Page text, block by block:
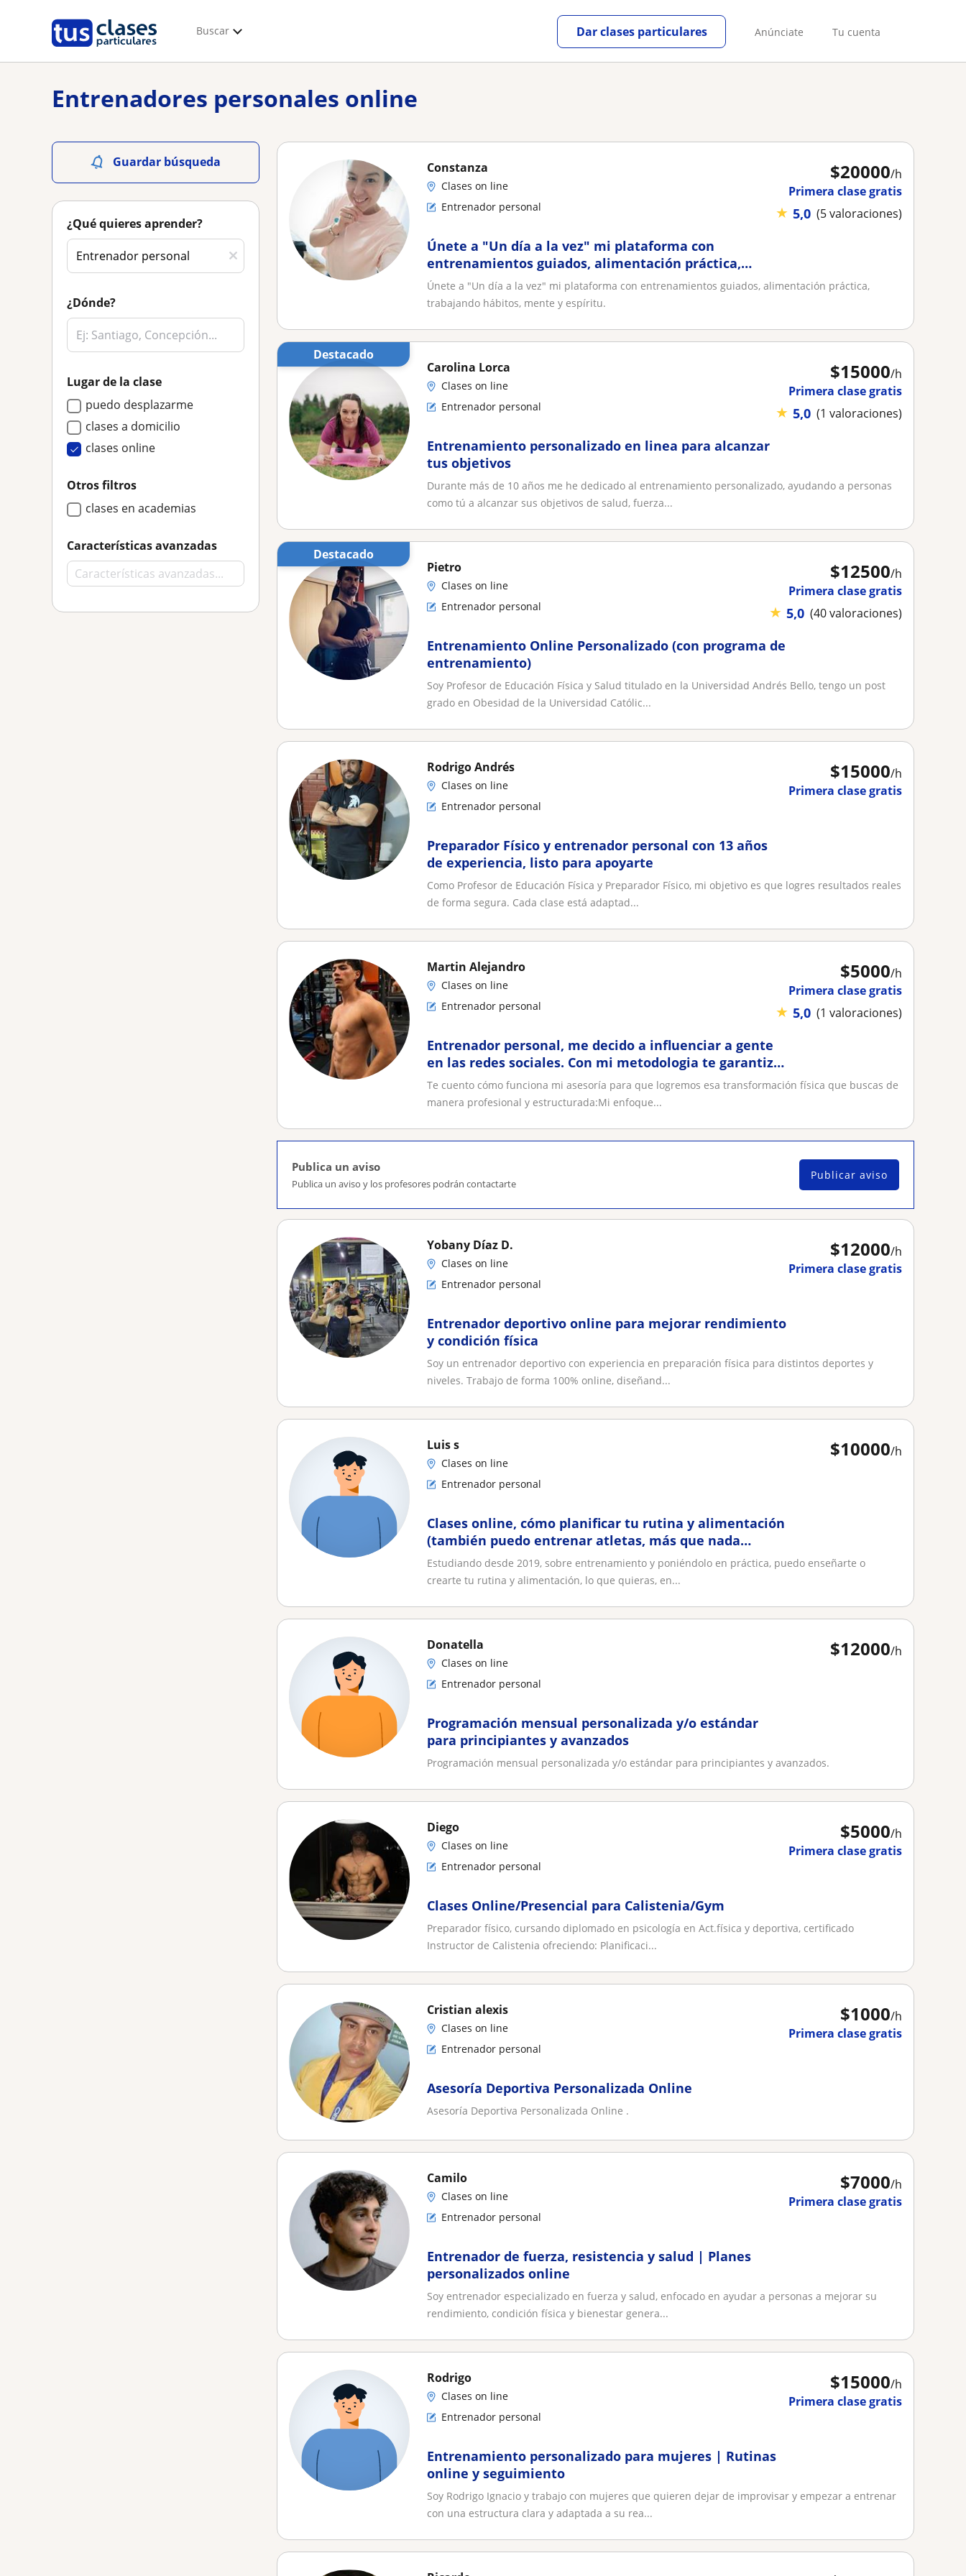
Buscar Anúnciate Tu cuenta
Dar clases particulares
Entrenadores personales online
Guardar búsqueda
¿Qué quieres aprender?
¿Dónde?
Lugar de la clase
puedo desplazarme
clases a domicilio
clases online
Otros filtros
clases en academias
Características avanzadas
$20000/h
Primera clase gratis
★ 5,0 (5 valoraciones)
Constanza
Clases on line
Entrenador personal
Únete a "Un día a la vez" mi plataforma con
entrenamientos guiados, alimentación práctica,
trabajando hábitos, mente y espíritu
Únete a "Un día a la vez" mi plataforma con entrenamientos guiados, alimentación práctica,
trabajando hábitos, mente y espíritu.
Destacado
$15000/h
Primera clase gratis
★ 5,0 (1 valoraciones)
Carolina Lorca
Clases on line
Entrenador personal
Entrenamiento personalizado en linea para alcanzar
tus objetivos
Durante más de 10 años me he dedicado al entrenamiento personalizado, ayudando a personas
como tú a alcanzar sus objetivos de salud, fuerza...
Destacado
$12500/h
Primera clase gratis
★ 5,0 (40 valoraciones)
Pietro
Clases on line
Entrenador personal
Entrenamiento Online Personalizado (con programa de
entrenamiento)
Soy Profesor de Educación Física y Salud titulado en la Universidad Andrés Bello, tengo un post
grado en Obesidad de la Universidad Católic...
$15000/h
Primera clase gratis
Rodrigo Andrés
Clases on line
Entrenador personal
Preparador Físico y entrenador personal con 13 años
de experiencia, listo para apoyarte
Como Profesor de Educación Física y Preparador Físico, mi objetivo es que logres resultados reales
de forma segura. Cada clase está adaptad...
$5000/h
Primera clase gratis
★ 5,0 (1 valoraciones)
Martin Alejandro
Clases on line
Entrenador personal
Entrenador personal, me decido a influenciar a gente
en las redes sociales. Con mi metodologia te garantizó
un cambio en 12 semana
Te cuento cómo funciona mi asesoría para que logremos esa transformación física que buscas de
manera profesional y estructurada:​Mi enfoque...
Publica un aviso
Publica un aviso y los profesores podrán contactarte
Publicar aviso
$12000/h
Primera clase gratis
Yobany Díaz D.
Clases on line
Entrenador personal
Entrenador deportivo online para mejorar rendimiento
y condición física
Soy un entrenador deportivo con experiencia en preparación física para distintos deportes y
niveles. Trabajo de forma 100% online, diseñand...
$10000/h
Luis s
Clases on line
Entrenador personal
Clases online, cómo planificar tu rutina y alimentación
(también puedo entrenar atletas, más que nada
basket)
Estudiando desde 2019, sobre entrenamiento y poniéndolo en práctica, puedo enseñarte o
crearte tu rutina y alimentación, lo que quieras, en...
$12000/h
Donatella
Clases on line
Entrenador personal
Programación mensual personalizada y/o estándar
para principiantes y avanzados
Programación mensual personalizada y/o estándar para principiantes y avanzados.
$5000/h
Primera clase gratis
Diego
Clases on line
Entrenador personal
Clases Online/Presencial para Calistenia/Gym
Preparador físico, cursando diplomado en psicología en Act.física y deportiva, certificado
Instructor de Calistenia ofreciendo: Planificaci...
$1000/h
Primera clase gratis
Cristian alexis
Clases on line
Entrenador personal
Asesoría Deportiva Personalizada Online
Asesoría Deportiva Personalizada Online .
$7000/h
Primera clase gratis
Camilo
Clases on line
Entrenador personal
Entrenador de fuerza, resistencia y salud | Planes
personalizados online
Soy entrenador especializado en fuerza y salud, enfocado en ayudar a personas a mejorar su
rendimiento, condición física y bienestar genera...
$15000/h
Primera clase gratis
Rodrigo
Clases on line
Entrenador personal
Entrenamiento personalizado para mujeres | Rutinas
online y seguimiento
Soy Rodrigo Ignacio y trabajo con mujeres que quieren dejar de improvisar y empezar a entrenar
con una estructura clara y adaptada a su rea...